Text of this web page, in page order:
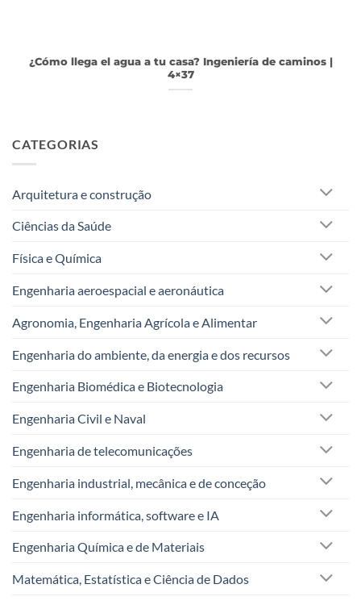
¿Cómo llega el agua a tu casa? Ingeniería de caminos |
4×37
CATEGORIAS
Arquitetura e construção
Ciências da Saúde
Física e Química
Engenharia aeroespacial e aeronáutica
Agronomia, Engenharia Agrícola e Alimentar
Engenharia do ambiente, da energia e dos recursos
Engenharia Biomédica e Biotecnologia
Engenharia Civil e Naval
Engenharia de telecomunicações
Engenharia industrial, mecânica e de conceção
Engenharia informática, software e IA
Engenharia Química e de Materiais
Matemática, Estatística e Ciência de Dados